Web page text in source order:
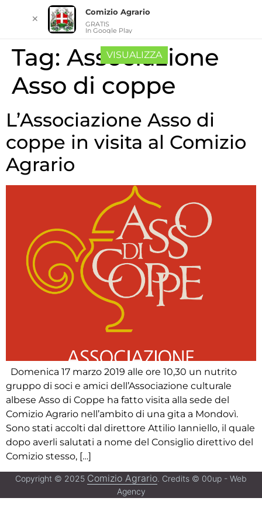
Tag: Associazione
Asso di coppe
L’Associazione Asso di
coppe in visita al Comizio
Agrario
Domenica 17 marzo 2019 alle ore 10,30 un nutrito
gruppo di soci e amici dell’Associazione culturale
albese Asso di Coppe ha fatto visita alla sede del
Comizio Agrario nell’ambito di una gita a Mondovì.
Sono stati accolti dal direttore Attilio Ianniello, il quale
dopo averli salutati a nome del Consiglio direttivo del
Comizio stesso, […]
Copyright © 2025 Comizio Agrario. Credits © 00up - Web
Agency
✕
Comizio Agrario
GRATIS
In Google Play
VISUALIZZA